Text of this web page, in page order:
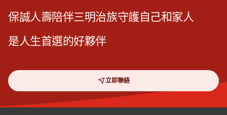
保誠人壽陪伴三明治族守護自己和家人
是人生首選的好夥伴
立即聯絡